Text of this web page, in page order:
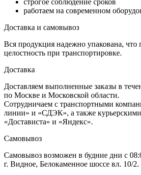
строгое соблюдение сроков
работаем на современном
Доставка и самовывоз
Вся продукция надежно упакована, что
целостность при транспортировке.
Доставка
Доставляем выполненные заказы в
по Москве и Московской области.
Сотрудничаем с транспортными
линии» и «СДЭК», а также
«Достависта» и «Яндекс».
Самовывоз
Самовывоз возможен в будние дни с
г. Видное, Белокаменное шоссе вл. 10/2.